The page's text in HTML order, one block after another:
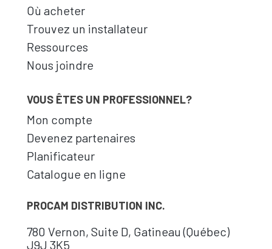
Où acheter
Trouvez un installateur
Ressources
Nous joindre
VOUS ÊTES UN PROFESSIONNEL?
Mon compte
Devenez partenaires
Planificateur
Catalogue en ligne
PROCAM DISTRIBUTION INC.
780 Vernon, Suite D, Gatineau (Québec)
J9J 3K5